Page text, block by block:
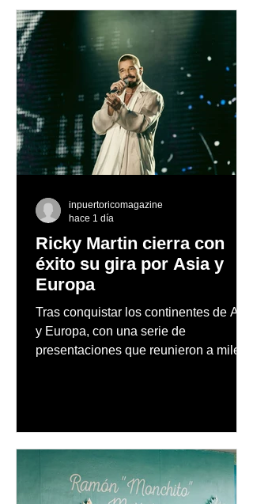
Ricky Martin cierra con
éxito su gira por Asia y
Europa
Tras conquistar los continentes de Asia
y Europa, con una serie de
presentaciones que reunieron a miles
"Ricky Martin Live"
inpuertoricomagazine
hace 1 día